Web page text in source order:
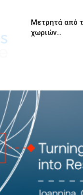
Μετρητά από
χωριών…